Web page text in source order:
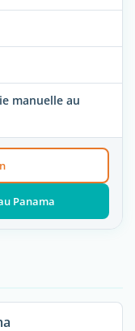
manuelle au
Panama